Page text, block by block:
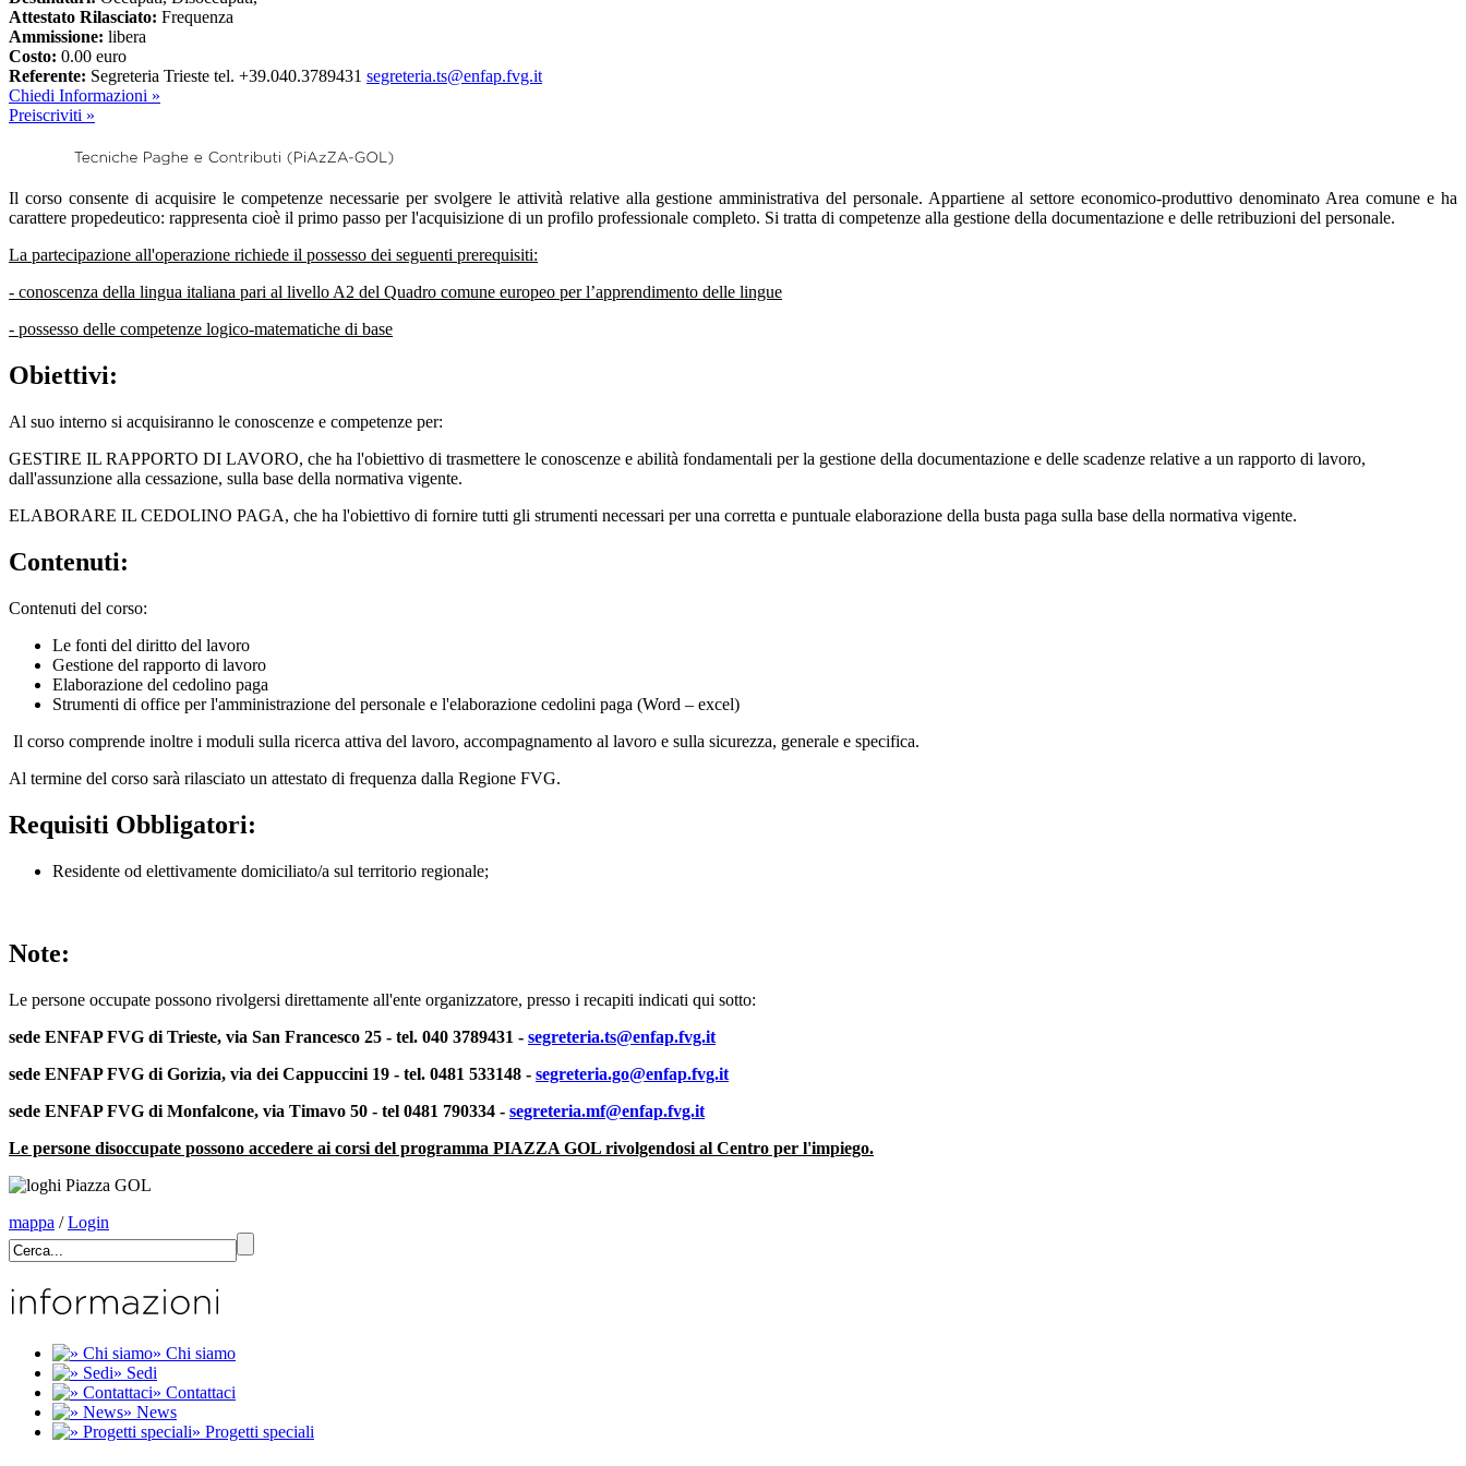
Attestato Rilasciato: Frequenza
Ammissione: libera
Costo: 0.00 euro
Referente: Segreteria Trieste tel. +39.040.3789431 segreteria.ts@enfap.fvg.it
Chiedi Informazioni »
Preiscriviti »
Il corso consente di acquisire le competenze necessarie per svolgere le attività relative alla gestione amministrativa del personale. Appartiene al settore economico-produttivo denominato Area comune e ha
carattere propedeutico: rappresenta cioè il primo passo per l'acquisizione di un profilo professionale completo. Si tratta di competenze alla gestione della documentazione e delle retribuzioni del personale.
La partecipazione all'operazione richiede il possesso dei seguenti prerequisiti:
- conoscenza della lingua italiana pari al livello A2 del Quadro comune europeo per l’apprendimento delle lingue
- possesso delle competenze logico-matematiche di base
Obiettivi:
Al suo interno si acquisiranno le conoscenze e competenze per:
GESTIRE IL RAPPORTO DI LAVORO, che ha l'obiettivo di trasmettere le conoscenze e abilità fondamentali per la gestione della documentazione e delle scadenze relative a un rapporto di lavoro,
dall'assunzione alla cessazione, sulla base della normativa vigente.
ELABORARE IL CEDOLINO PAGA, che ha l'obiettivo di fornire tutti gli strumenti necessari per una corretta e puntuale elaborazione della busta paga sulla base della normativa vigente.
Contenuti:
Contenuti del corso:
Le fonti del diritto del lavoro
Gestione del rapporto di lavoro
Elaborazione del cedolino paga
Strumenti di office per l'amministrazione del personale e l'elaborazione cedolini paga (Word – excel)
Il corso comprende inoltre i moduli sulla ricerca attiva del lavoro, accompagnamento al lavoro e sulla sicurezza, generale e specifica.
Al termine del corso sarà rilasciato un attestato di frequenza dalla Regione FVG.
Requisiti Obbligatori:
Residente od elettivamente domiciliato/a sul territorio regionale;
Note:
Le persone occupate possono rivolgersi direttamente all'ente organizzatore, presso i recapiti indicati qui sotto:
sede ENFAP FVG di Trieste, via San Francesco 25 - tel. 040 3789431 - segreteria.ts@enfap.fvg.it
sede ENFAP FVG di Gorizia, via dei Cappuccini 19 - tel. 0481 533148 - segreteria.go@enfap.fvg.it
sede ENFAP FVG di Monfalcone, via Timavo 50 - tel 0481 790334 - segreteria.mf@enfap.fvg.it
Le persone disoccupate possono accedere ai corsi del programma PIAZZA GOL rivolgendosi al Centro per l'impiego.
mappa /Login
» Chi siamo
» Sedi
» Contattaci
» News
» Progetti speciali